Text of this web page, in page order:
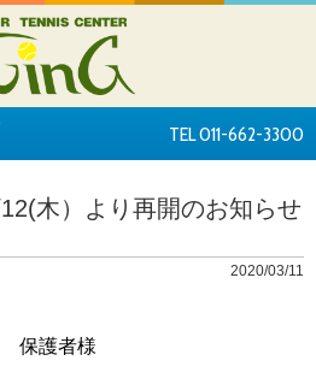
TEL 011-662-3300
木）より再開のお知らせ
2020/03/11
保護者様